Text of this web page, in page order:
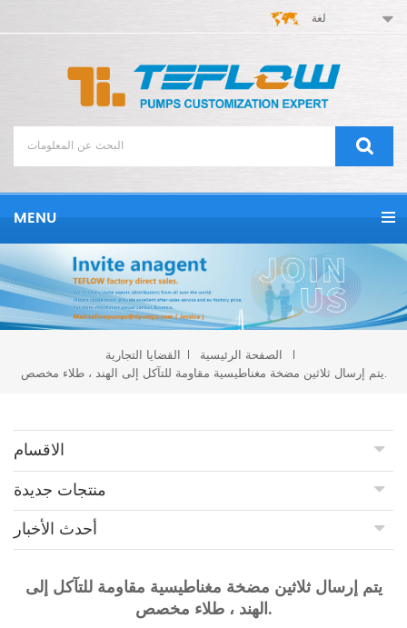
لغة
MENU
الصفحة الرئيسية
القضايا التجارية
يتم إرسال ثلاثين مضخة مغناطيسية مقاومة للتآكل إلى الهند ، طلاء مخصص.
الاقسام
منتجات جديدة
أحدث الأخبار
يتم إرسال ثلاثين مضخة مغناطيسية مقاومة للتآكل إلى
الهند ، طلاء مخصص.